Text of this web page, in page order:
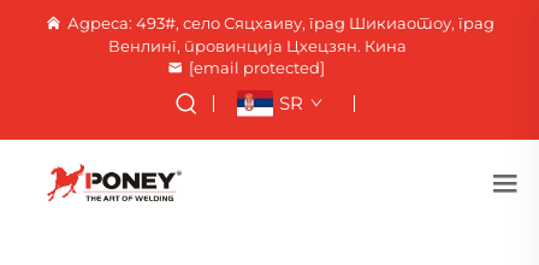
Адреса: 493#, село Сяцхаиву, град Шикиаотоу, град
Венлинг, провинција Цхецзян. Кина
[email protected]
SR